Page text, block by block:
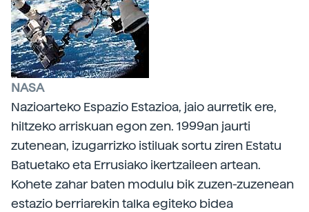
NASA
Nazioarteko Espazio Estazioa, jaio aurretik ere,
hiltzeko arriskuan egon zen. 1999an jaurti
zutenean, izugarrizko istiluak sortu ziren Estatu
Batuetako eta Errusiako ikertzaileen artean.
Kohete zahar baten modulu bik zuzen-zuzenean
estazio berriarekin talka egiteko bidea